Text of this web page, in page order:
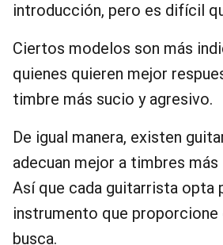
introducción, pero es difícil
Ciertos modelos son más
quienes quieren mejor
timbre más sucio y agresivo.
De igual manera, existen
adecuan mejor a timbres
Así que cada guitarrista opta
instrumento que proporcione
busca.